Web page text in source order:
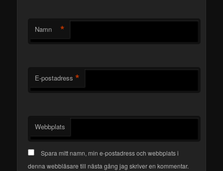
Namn *
E-postadress *
Webbplats
Spara mitt namn, min e-postadress och webbplats i
denna webbläsare till nästa gång jag skriver en kommentar.